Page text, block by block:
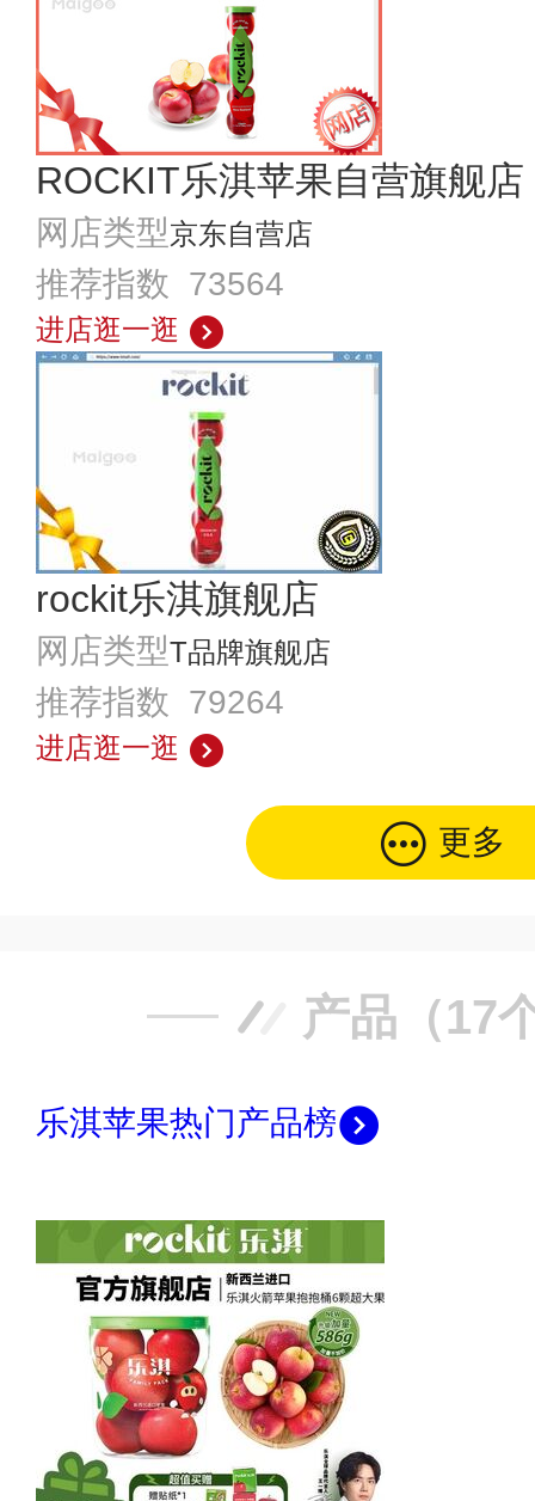
ROCKIT乐淇苹果自营旗舰店
网店类型京东自营店
推荐指数 73564
进店逛一逛
rockit乐淇旗舰店
网店类型T品牌旗舰店
推荐指数 79264
进店逛一逛
更多
产品（17
乐淇苹果热门产品榜